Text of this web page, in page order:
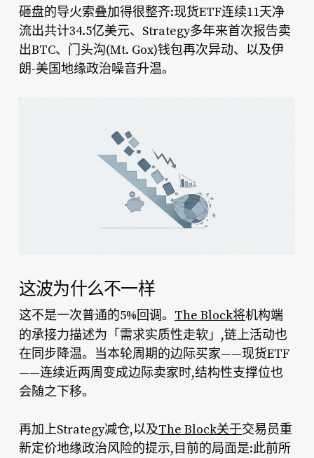
砸盘的导火索叠加得很整齐:现货ETF连续11天净
流出共计34.5亿美元、Strategy多年来首次报告卖
出BTC、门头沟(Mt. Gox)钱包再次异动、以及伊
朗-美国地缘政治噪音升温。
这波为什么不一样
这不是一次普通的5%回调。 The Block将机构端
的承接力描述为 「需求实质性走软」 ,链上活动也
在同步降温。当本轮周期的边际买家——现货ETF
——连续近两周变成边际卖家时,结构性支撑位也
会随之下移。
再加上Strategy减仓,以及The Block关于交易员重
新定价地缘政治风险的提示,目前的局面是:此前所